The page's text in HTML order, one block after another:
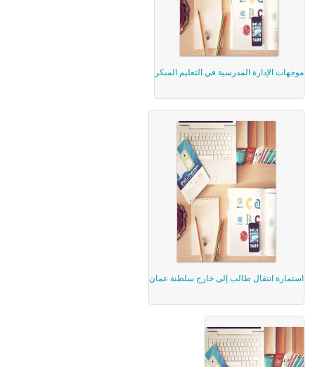
موجهات الإدارة المدرسية في التعليم المبكر
استمارة انتقال طالب إلى خارج سلطنة عمان